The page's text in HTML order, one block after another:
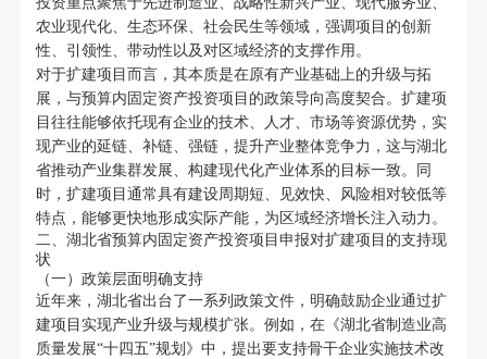
农业现代化、生态环保、社会民生等领域，强调项目的创新
性、引领性、带动性以及对区域经济的支撑作用。
对于扩建项目而言，其本质是在原有产业基础上的升级与拓
展，与预算内固定资产投资项目的政策导向高度契合。扩建项
目往往能够依托现有企业的技术、人才、市场等资源优势，实
现产业的延链、补链、强链，提升产业整体竞争力，这与湖北
省推动产业集群发展、构建现代化产业体系的目标一致。同
时，扩建项目通常具有建设周期短、见效快、风险相对较低等
特点，能够更快地形成实际产能，为区域经济增长注入动力。
二、湖北省预算内固定资产投资项目申报对扩建项目的支持现
状
（一）政策层面明确支持
近年来，湖北省出台了一系列政策文件，明确鼓励企业通过扩
建项目实现产业升级与规模扩张。例如，在《湖北省制造业高
质量发展“十四五”规划》中，提出要支持骨干企业实施技术改